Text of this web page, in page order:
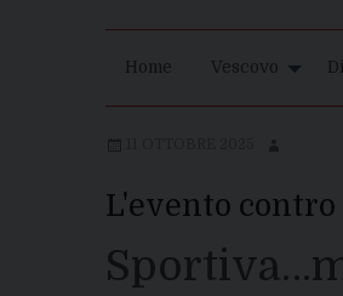
Home Vescovo
L'evento